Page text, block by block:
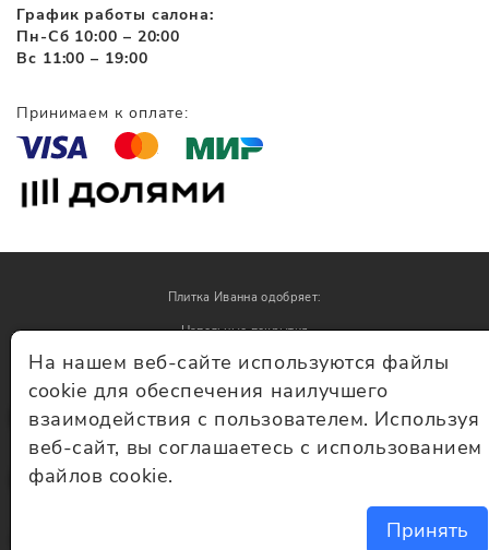
График работы салона:
Пн-Сб 10:00 – 20:00
Вс 11:00 – 19:00
Принимаем к оплате:
© Плитка Иванна 2026 - плитка и керамогранит
Плитка Иванна одобряет:
Напольные покрытия
Обои
На нашем веб-сайте используются файлы
cookie для обеспечения наилучшего
взаимодействия с пользователем. Используя
веб-сайт, вы соглашаетесь с использованием
файлов cookie.
Принять